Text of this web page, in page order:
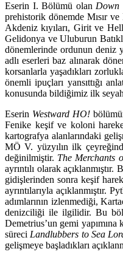
Eserin I. Bölümü olan Down
prehistorik dönemde Mı­sır ve
Akdeniz kıyıları, Girit ve
Gelidonya ve Uluburun
dönemlerinde ordunun deniz
adlı eserleri baz alınarak
korsanlarla yaşadıkları
önemli ipuçları yansıttığı
konusunda bildiğimiz ilk
Eserin Westward HO!
Fenike keşif ve koloni
kartografya alanlarındaki
MÖ V. yüzyılın ilk
değinilmiştir. The Merchants
ayrıntılı olarak
gidişlerinden sonra keşif
ayrıntılarıyla
adımlarının iz­lenmediği,
denizciliği ile ilgilidir. Bu
Demetrius’un gemi
sü­reci Landlubbers to Sea
gelişmeye başladıkları